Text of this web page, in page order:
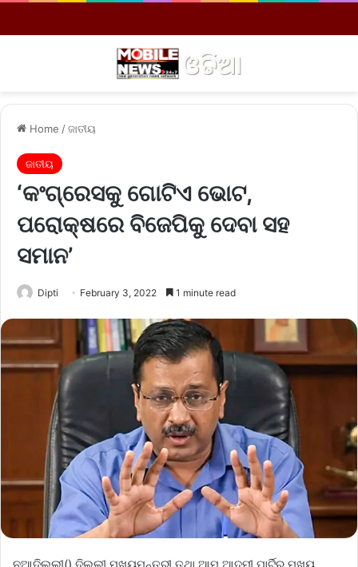
Home /ଜାତୀୟ
ଜାତୀୟ
‘କଂଗ୍ରେସକୁ ଗୋଟିଏ ଭୋଟ,
ପରୋକ୍ଷରେ ବିଜେପିକୁ ଦେବା ସହ
ସମାନ’
Dipti February 3, 2022 1 minute read